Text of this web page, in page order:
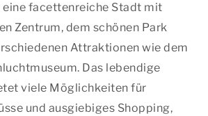
facettenreiche Stadt mit
Zentrum, dem schönen Park
Attraktionen wie dem
Das lebendige
viele Möglichkeiten für
und ausgiebiges Shopping,